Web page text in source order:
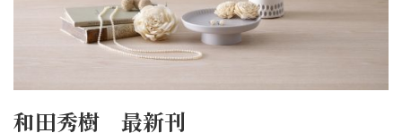
和田秀樹 最新刊